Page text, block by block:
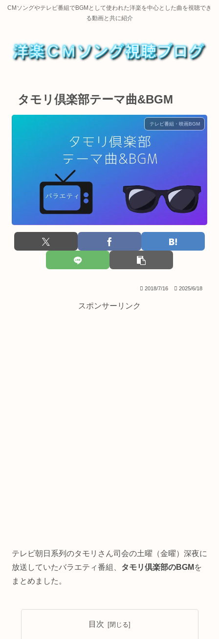
CMソングやテレビ番組でBGMとして使われた洋楽を中心とした曲を視聴でき
る動画と共に紹介
タモリ倶楽部テーマ曲&BGM
テレビ番組・映画BGM
2018/7/16 2025/6/18
スポンサーリンク
テレビ朝日系列のタモリさん司会の土曜（金曜）深夜に
放送していたバラエティ番組、 タモリ倶楽部のBGM を
まとめました。
目次